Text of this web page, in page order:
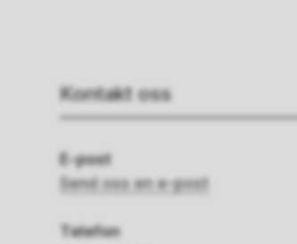
Kontakt oss
E-post
Send oss en e-post
Telefon